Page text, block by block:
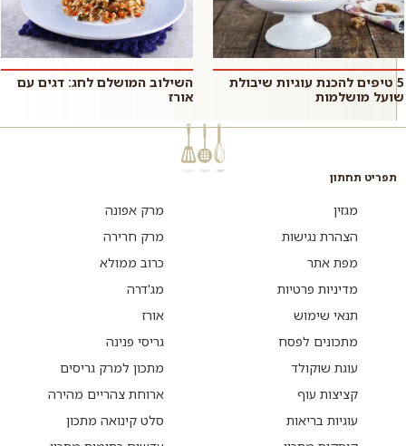
5 טיפים להכנת עוגיות שיבולת
שועל מושלמות
השילוב המושלם לחג: דגים עם
אורז
תפריט תחתון
מגזין
הצהרת נגישות
מפת אתר
מדיניות פרטיות
תנאי שימוש
מתכונים לפסח
עוגת שוקולד
קציצות עוף
עוגיות בריאות
מרק אפונה
מרק חרירה
כרוב ממולא
מג'דרה
אורז
גריסי פנינה
מתכון למרק גריסים
ארוחת צהריים מהירה
סלט קינואה מתכון